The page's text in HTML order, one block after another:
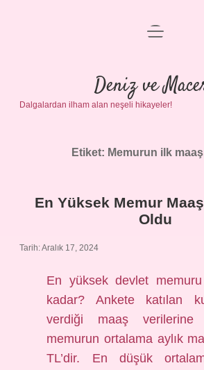
Anasayfa
Gizlilik Politikası
Yasal Uyarı
menüyü
Deniz ve
Dalgalardan ilham alan neşeli hikayeler!
Etiket: Memurun ilk
En Yüksek Memur
Oldu
Tarih: Aralık 17, 2024
En yüksek devlet
kadar? Ankete katılan
verdiği maaş
memurun ortalama aylık
TL’dir. En düşük